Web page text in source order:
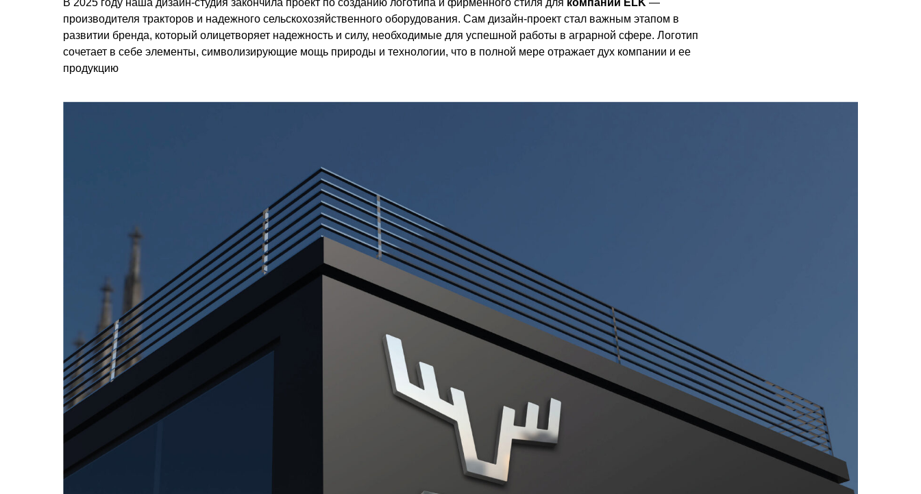
В 2025 году наша дизайн-студия закончила проект по созданию логотипа и фирменного стиля для компании ELK —
производителя тракторов и надежного сельскохозяйственного оборудования. Сам дизайн-проект стал важным этапом в
развитии бренда, который олицетворяет надежность и силу, необходимые для успешной работы в аграрной сфере. Логотип
сочетает в себе элементы, символизирующие мощь природы и технологии, что в полной мере отражает дух компании и ее
продукцию